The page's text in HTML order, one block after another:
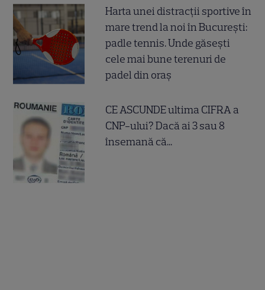
Harta unei distracții sportive în
mare trend la noi în București:
padle tennis. Unde găsești
cele mai bune terenuri de
padel din oraș
CE ASCUNDE ultima CIFRA a
CNP-ului? Dacă ai 3 sau 8
însemană că...